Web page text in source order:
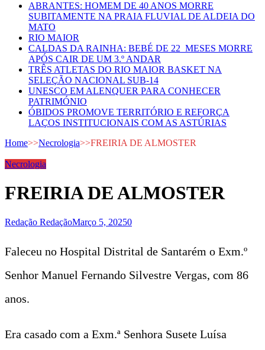
ABRANTES: HOMEM DE 40 ANOS MORRE
SUBITAMENTE NA PRAIA FLUVIAL DE ALDEIA DO
MATO
RIO MAIOR
CALDAS DA RAINHA: BEBÉ DE 22 MESES MORRE
APÓS CAIR DE UM 3.º ANDAR
TRÊS ATLETAS DO RIO MAIOR BASKET NA
SELEÇÃO NACIONAL SUB-14
UNESCO EM ALENQUER PARA CONHECER
PATRIMÓNIO
ÓBIDOS PROMOVE TERRITÓRIO E REFORÇA
LAÇOS INSTITUCIONAIS COM AS ASTÚRIAS
Home>>Necrologia>>FREIRIA DE ALMOSTER
Necrologia
FREIRIA DE ALMOSTER
Redação RedaçãoMarço 5, 20250
Faleceu no Hospital Distrital de Santarém o Exm.º
Senhor Manuel Fernando Silvestre Vergas, com 86
anos.
Era casado com a Exm.ª Senhora Susete Luísa